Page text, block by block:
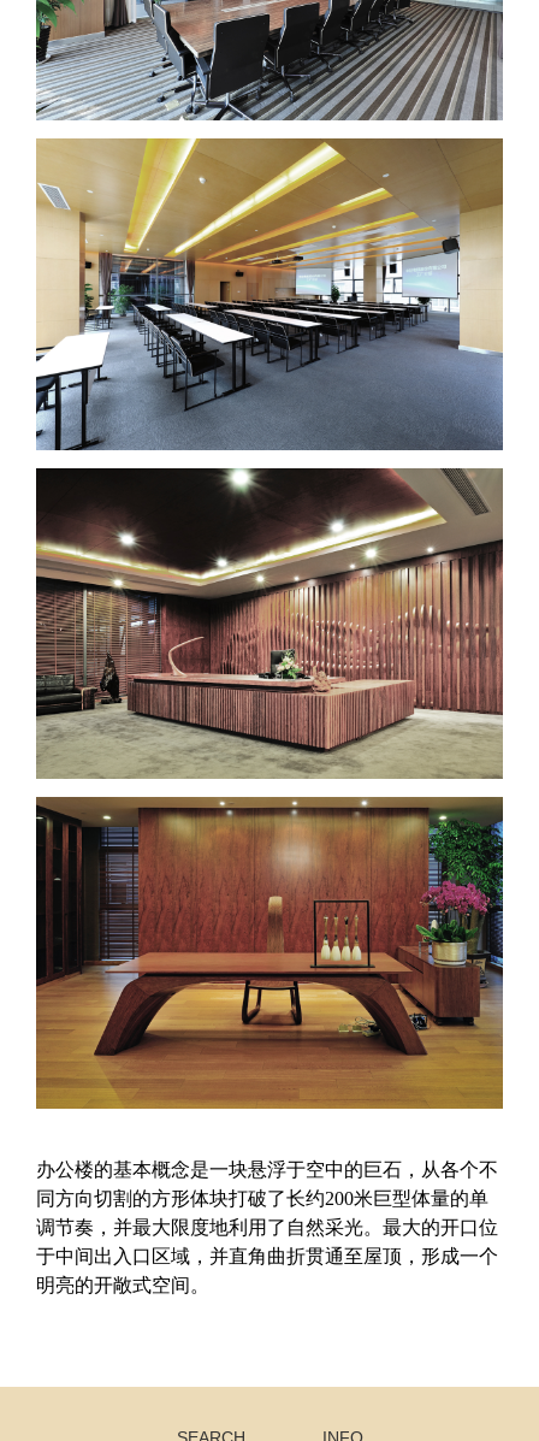
办公楼的基本概念是一块悬浮于空中的巨石，从各个不
同方向切割的方形体块打破了长约200米巨型体量的单
调节奏，并最大限度地利用了自然采光。最大的开口位
于中间出入口区域，并直角曲折贯通至屋顶，形成一个
明亮的开敞式空间。